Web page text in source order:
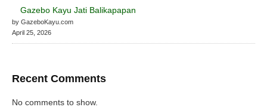
Gazebo Kayu Jati Balikapapan
by GazeboKayu.com
April 25, 2026
Recent Comments
No comments to show.